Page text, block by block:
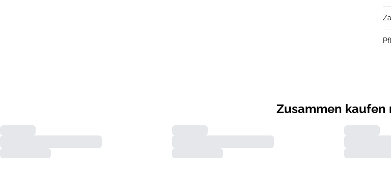
Zusammen kaufen